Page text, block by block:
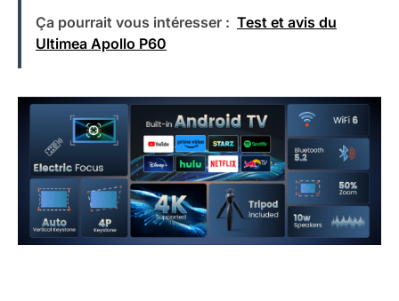
Ça pourrait vous intéresser : Test et avis du
Ultimea Apollo P60